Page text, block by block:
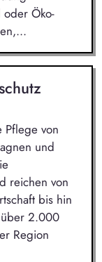
oder Öko-
Pflege von
und
reichen von
bis hin
2.000
Region